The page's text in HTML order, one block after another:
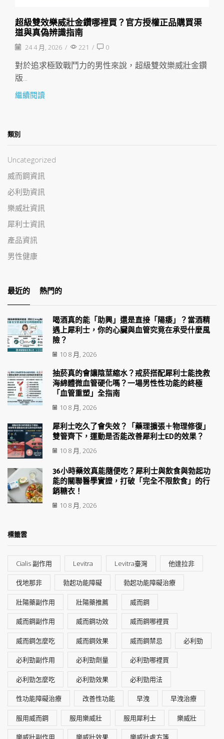
超級雙效樂威壯金鑽哪裡買？官方授權正品購買渠
道與真偽辨識指南
24 4 月, 2026 / 221 / 0
對於追求極致戰鬥力的男性來說，超級雙效樂威壯金鑽
版...
繼續閱讀
類別
Uncategorized
威而鋼資訊
必利勁資訊
樂威壯資訊
犀利士資訊
產品資訊
男性健康
最近的 熱門的
喝酒真的能「助興」還是直接「陽痿」？當酒精
遇上犀利士，你的心臟與血管究竟在承受什麼風
險？
10 8 月, 2026
抽菸真的會讓陰莖縮水？戒菸搭配犀利士能挽救
海綿體微血管硬化嗎？一場男性性功能的終極
「血管重塑」全指南
10 8 月, 2026
犀利士吃久了會失效？「藥理擴張＋物理修復」
雙管齊下，運動是否能改善犀利士ED的效果？
10 8 月, 2026
36小時藥效真能隨便吃？犀利士與飲食與勃起功
能的關聯醫學實證，打破「完全不限飲食」的行
銷糖衣！
10 8 月, 2026
標籤雲
Cialis 副作用 Levitra Levitra臺灣 他達拉非
伐地那非 勃起功能障礙 勃起功能障礙治療
壯陽藥副作用 壯陽藥推薦 威而鋼
威而鋼副作用 威而鋼功效 威而鋼哪裡買
威而鋼怎麼吃 威而鋼效果 威而鋼禁忌 必利勁
必利勁副作用 必利勁劑量 必利勁哪裡買
必利勁怎麼吃 必利勁效果 必利勁用法
性功能障礙治療 改善性功能 早洩 早洩治療
服用威而鋼 服用樂威壯 服用犀利士 樂威壯
樂威壯副作用 樂威壯效果 樂威壯處方箋